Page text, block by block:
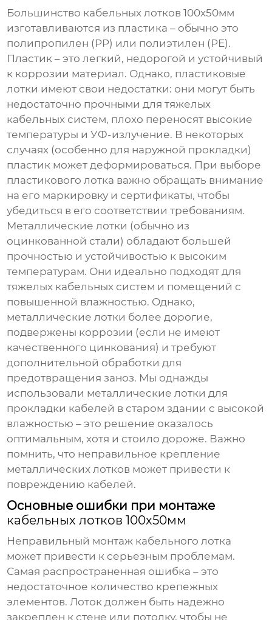
Большинство кабельных лотков 100х50мм
изготавливаются из пластика – обычно это
полипропилен (PP) или полиэтилен (PE).
Пластик – это легкий, недорогой и устойчивый
к коррозии материал. Однако, пластиковые
лотки имеют свои недостатки: они могут быть
недостаточно прочными для тяжелых
кабельных систем, плохо переносят высокие
температуры и УФ-излучение. В некоторых
случаях (особенно для наружной прокладки)
пластик может деформироваться. При выборе
пластикового лотка важно обращать внимание
на его маркировку и сертификаты, чтобы
убедиться в его соответствии требованиям.
Металлические лотки (обычно из
оцинкованной стали) обладают большей
прочностью и устойчивостью к высоким
температурам. Они идеально подходят для
тяжелых кабельных систем и помещений с
повышенной влажностью. Однако,
металлические лотки более дорогие,
подвержены коррозии (если не имеют
качественного цинкования) и требуют
дополнительной обработки для
предотвращения заноз. Мы однажды
использовали металлические лотки для
прокладки кабелей в старом здании с высокой
влажностью – это решение оказалось
оптимальным, хотя и стоило дороже. Важно
помнить, что неправильное крепление
металлических лотков может привести к
повреждению кабелей.
Основные ошибки при монтаже
кабельных лотков 100х50мм
Неправильный монтаж кабельного лотка
может привести к серьезным проблемам.
Самая распространенная ошибка – это
недостаточное количество крепежных
элементов. Лоток должен быть надежно
закреплен к стене или потолку, чтобы не